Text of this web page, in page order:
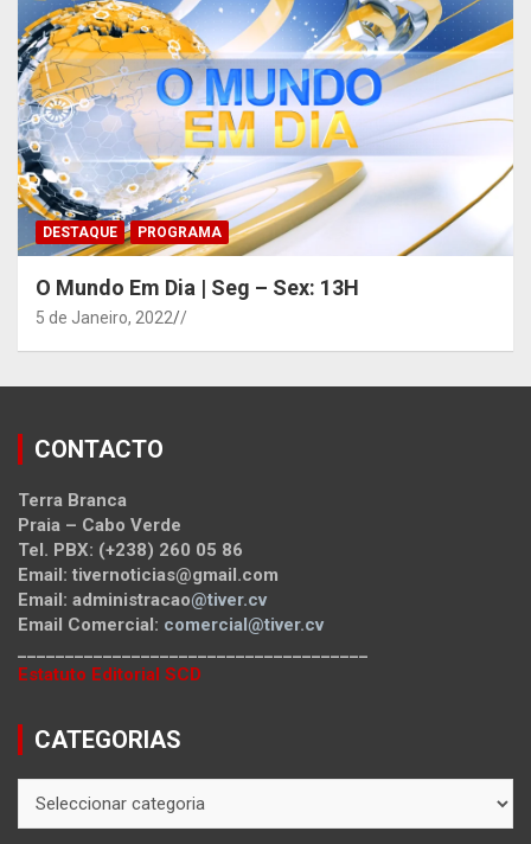
DESTAQUE PROGRAMA
O Mundo Em Dia | Seg – Sex: 13H
5 de Janeiro, 2022 /
CONTACTO
Terra Branca
Praia – Cabo Verde
Tel. PBX: (+238) 260 05 86
Email: tivernoticias@gmail.com
Email: administracao@tiver.cv
Email Comercial: comercial@tiver.cv
Estatuto Editorial SCD
CATEGORIAS